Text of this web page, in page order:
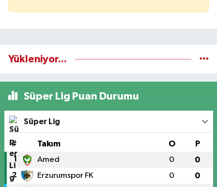
Yükleniyor...
Süper Lig Puan Durumu
Süper Lig
# Takım O P
1 Amed 0 0
2 Erzurumspor FK 0 0